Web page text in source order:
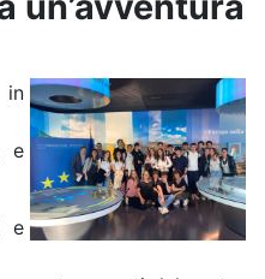
in
e
e